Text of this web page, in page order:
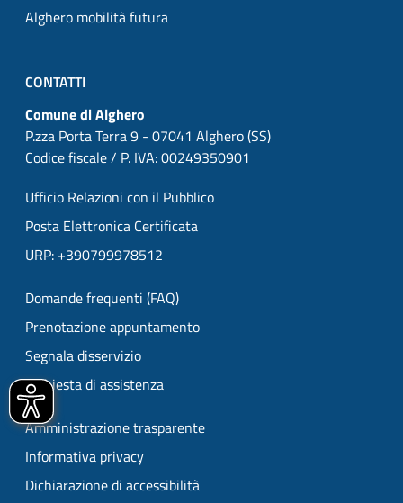
Alghero mobilità futura
CONTATTI
Comune di Alghero
P.zza Porta Terra 9 - 07041 Alghero (SS)
Codice fiscale / P. IVA: 00249350901
Ufficio Relazioni con il Pubblico
Posta Elettronica Certificata
URP: +390799978512
Domande frequenti (FAQ)
Prenotazione appuntamento
Segnala disservizio
Richiesta di assistenza
Amministrazione trasparente
Informativa privacy
Dichiarazione di accessibilità